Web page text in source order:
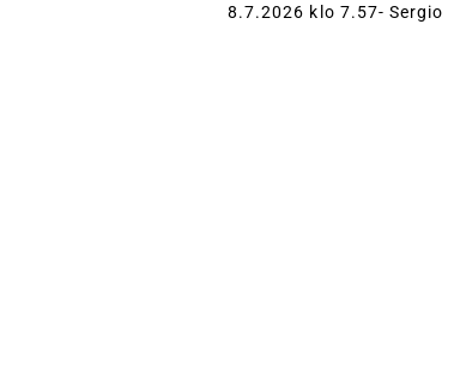
8.7.2026 klo 7.57- Sergio